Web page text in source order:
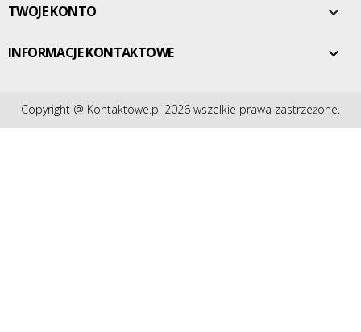
TWOJE KONTO 
INFORMACJE KONTAKTOWE 
Copyright @ Kontaktowe.pl 2026 wszelkie prawa zastrzeżone.